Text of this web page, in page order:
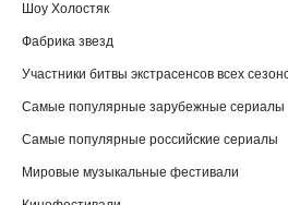
Шоу Холостяк
Фабрика звезд
Участники битвы экстрасенсов всех
Самые популярные зарубежные сериалы
Самые популярные российские сериалы
Мировые музыкальные фестивали